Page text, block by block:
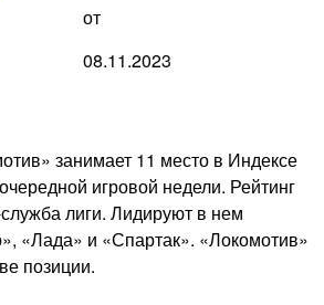
от
08.11.2023
занимает 11 место в Индексе
игровой недели. Рейтинг
лиги. Лидируют в нем
«Лада» и «Спартак». «Локомотив»
позиции.